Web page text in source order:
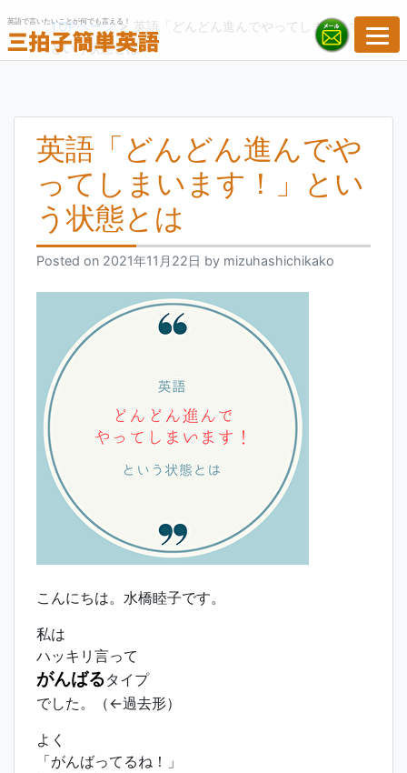
to
content
英語で言いたいことが何でも言える！
TOPページ> 英語「どんどん進んでやってしまいます！」
という状態とは
英語「どんどん進んでや
ってしまいます！」とい
う状態とは
Posted on 2021年11月22日 by mizuhashichikako
こんにちは。水橋睦子です。
私は
ハッキリ言って
がんばるタイプ
でした。（←過去形）
よく
「がんばってるね！」